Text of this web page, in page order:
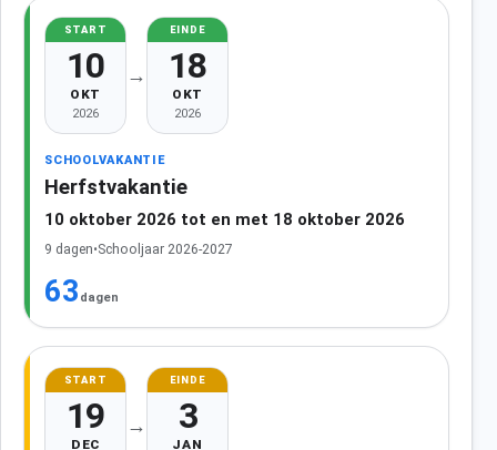
START
10
OKT
2026
→
EINDE
18
OKT
2026
SCHOOLVAKANTIE
Herfstvakantie
10 oktober 2026 tot en met 18 oktober 2026
9 dagen•Schooljaar 2026-2027
63 dagen
START
19
DEC
→
EINDE
3
JAN